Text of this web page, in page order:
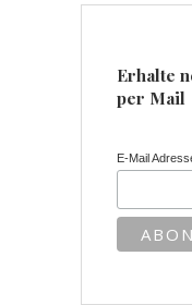
Erhalte
per Mail
E-Mail